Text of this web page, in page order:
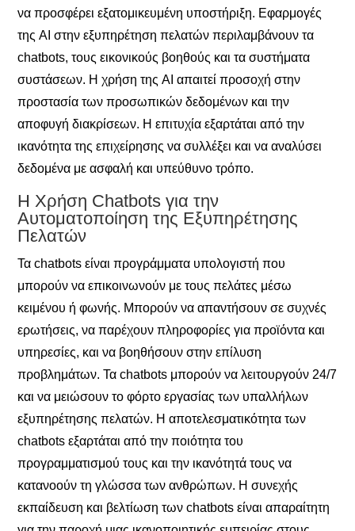
να προσφέρει εξατομικευμένη υποστήριξη. Εφαρμογές
της AI στην εξυπηρέτηση πελατών περιλαμβάνουν τα
chatbots, τους εικονικούς βοηθούς και τα συστήματα
συστάσεων. Η χρήση της AI απαιτεί προσοχή στην
προστασία των προσωπικών δεδομένων και την
αποφυγή διακρίσεων. Η επιτυχία εξαρτάται από την
ικανότητα της επιχείρησης να συλλέξει και να αναλύσει
δεδομένα με ασφαλή και υπεύθυνο τρόπο.
Η Χρήση Chatbots για την
Αυτοματοποίηση της Εξυπηρέτησης
Πελατών
Τα chatbots είναι προγράμματα υπολογιστή που
μπορούν να επικοινωνούν με τους πελάτες μέσω
κειμένου ή φωνής. Μπορούν να απαντήσουν σε συχνές
ερωτήσεις, να παρέχουν πληροφορίες για προϊόντα και
υπηρεσίες, και να βοηθήσουν στην επίλυση
προβλημάτων. Τα chatbots μπορούν να λειτουργούν 24/7
και να μειώσουν το φόρτο εργασίας των υπαλλήλων
εξυπηρέτησης πελατών. Η αποτελεσματικότητα των
chatbots εξαρτάται από την ποιότητα του
προγραμματισμού τους και την ικανότητά τους να
κατανοούν τη γλώσσα των ανθρώπων. Η συνεχής
εκπαίδευση και βελτίωση των chatbots είναι απαραίτητη